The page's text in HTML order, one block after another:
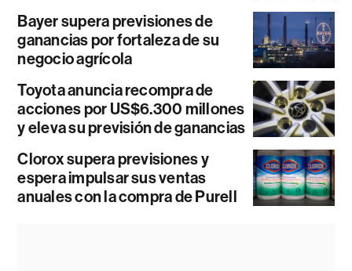
Bayer supera previsiones de
ganancias por fortaleza de su
negocio agrícola
Toyota anuncia recompra de
acciones por US$6.300 millones
y eleva su previsión de ganancias
Clorox supera previsiones y
espera impulsar sus ventas
anuales con la compra de Purell